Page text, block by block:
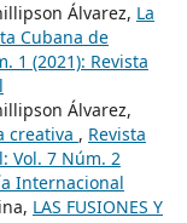
Álvarez, La
Cubana de
1 (2021): Revista
Álvarez,
creativa , Revista
Vol. 7 Núm. 2
Internacional
LAS FUSIONES Y